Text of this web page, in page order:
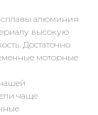
алюминия
высокую
Достаточно
моторные
чаще